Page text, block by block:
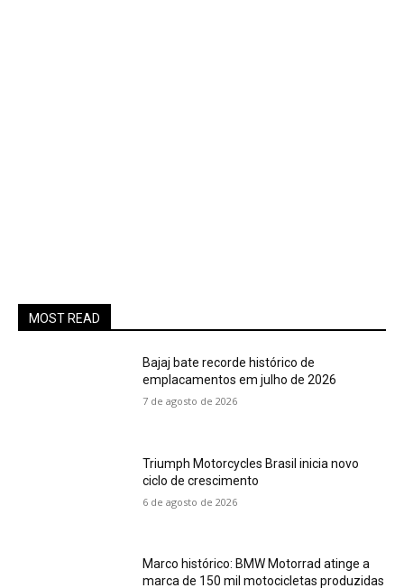
MOST READ
Bajaj bate recorde histórico de
emplacamentos em julho de 2026
7 de agosto de 2026
Triumph Motorcycles Brasil inicia novo
ciclo de crescimento
6 de agosto de 2026
Marco histórico: BMW Motorrad atinge a
marca de 150 mil motocicletas produzidas